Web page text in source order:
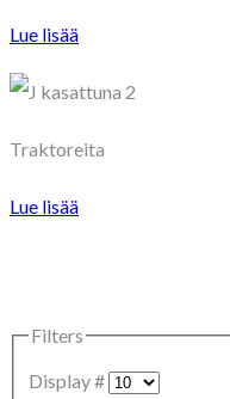
Lue lisää
Traktoreita
Lue lisää
Filters
Display #